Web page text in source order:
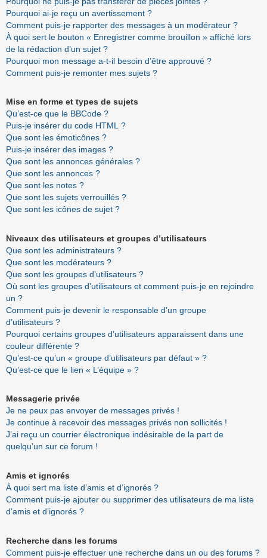
Pourquoi ai-je reçu un avertissement ?
Comment puis-je rapporter des messages à un modérateur ?
À quoi sert le bouton « Enregistrer comme brouillon » affiché lors
de la rédaction d’un sujet ?
Pourquoi mon message a-t-il besoin d’être approuvé ?
Comment puis-je remonter mes sujets ?
Mise en forme et types de sujets
Qu’est-ce que le BBCode ?
Puis-je insérer du code HTML ?
Que sont les émoticônes ?
Puis-je insérer des images ?
Que sont les annonces générales ?
Que sont les annonces ?
Que sont les notes ?
Que sont les sujets verrouillés ?
Que sont les icônes de sujet ?
Niveaux des utilisateurs et groupes d’utilisateurs
Que sont les administrateurs ?
Que sont les modérateurs ?
Que sont les groupes d’utilisateurs ?
Où sont les groupes d’utilisateurs et comment puis-je en rejoindre
un ?
Comment puis-je devenir le responsable d’un groupe
d’utilisateurs ?
Pourquoi certains groupes d’utilisateurs apparaissent dans une
couleur différente ?
Qu’est-ce qu’un « groupe d’utilisateurs par défaut » ?
Qu’est-ce que le lien « L’équipe » ?
Messagerie privée
Je ne peux pas envoyer de messages privés !
Je continue à recevoir des messages privés non sollicités !
J’ai reçu un courrier électronique indésirable de la part de
quelqu’un sur ce forum !
Amis et ignorés
À quoi sert ma liste d’amis et d’ignorés ?
Comment puis-je ajouter ou supprimer des utilisateurs de ma liste
d’amis et d’ignorés ?
Recherche dans les forums
Comment puis-je effectuer une recherche dans un ou des forums ?